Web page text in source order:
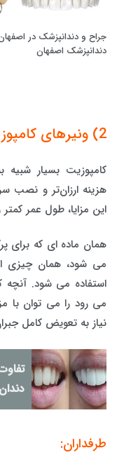
جراح و دندانپزشک در
دندانپزشک اصفهان
2) ونیرهای کامپوزیت
کامپوزیت بسیار
هزینه ارزان‌تر و نصب
این مزایا، طول عمر
همان ماده ای که برای
می شود، همان چیزی
استفاده می شود. آنچه
می رود را می توان با
نیاز به تعویض کامل
طرفداران: